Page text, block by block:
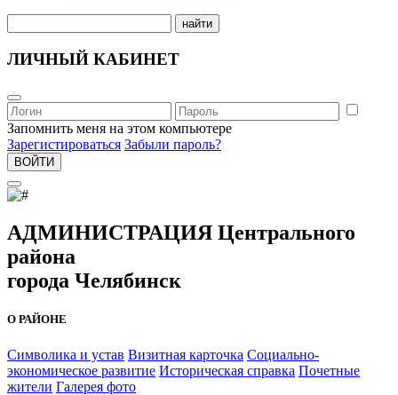
найти
ЛИЧНЫЙ КАБИНЕТ
Запомнить меня на этом компьютере
Зарегистироваться Забыли пароль?
ВОЙТИ
АДМИНИСТРАЦИЯ Центрального
района
города Челябинск
О РАЙОНЕ
Символика и устав Визитная карточка Социально-
экономическое развитие Историческая справка Почетные
жители Галерея фото